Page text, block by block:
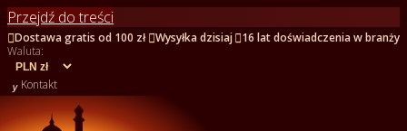
Przejdź do treści
Dostawa gratis od 100 zł Wysyłka dzisiaj 16 lat doświadczenia w branży
Waluta:
 Kontakt